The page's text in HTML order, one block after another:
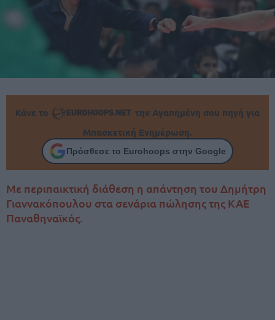
Κάνε το
την Αγαπημένη σου πηγή για
Μπασκετική Ενημέρωση.
Πρόσθεσε το Eurohoops στην Google
Με περιπαικτική διάθεση η απάντηση του Δημήτρη
Γιαννακόπουλου στα σενάρια πώλησης της ΚΑΕ
Παναθηναϊκός.